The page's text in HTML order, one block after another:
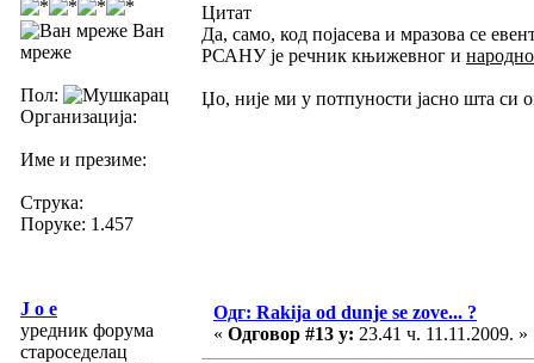
Ван
мреже
Пол:
Организација:
Име и презиме:
Струка:
Поруке: 1.457
Цитат
Да, само, код појасева и мразова се
РСАНУ је речник књижевног и
Џо, није ми у потпуности јасно шта си
J o e
уредник форума
староседелац
Одг: Rakija od dunje se zove... ?
« Одговор #13 у: 23.41 ч. 11.11.2009. »